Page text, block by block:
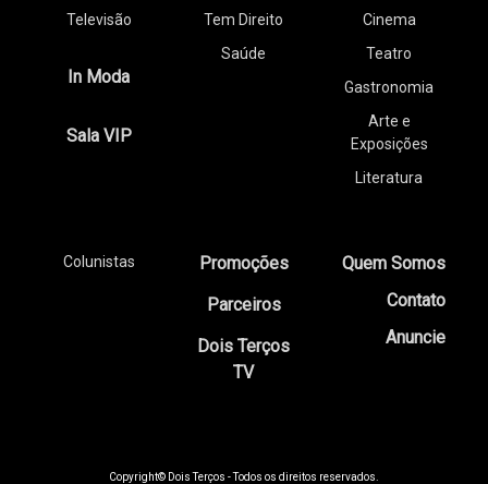
Televisão
In Moda
Sala VIP
Tem Direito
Saúde
Cinema
Teatro
Gastronomia
Arte e
Exposições
Literatura
Colunistas
Promoções
Parceiros
Dois Terços
TV
Quem Somos
Contato
Anuncie
Copyright© Dois Terços - Todos os direitos reservados.